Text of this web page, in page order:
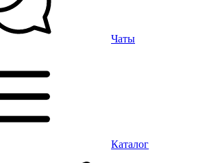
Чаты
Каталог